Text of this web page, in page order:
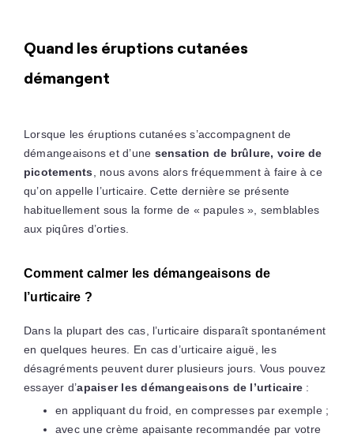
Quand les éruptions cutanées
démangent
Lorsque les éruptions cutanées s’accompagnent de
démangeaisons et d’une sensation de brûlure, voire de
picotements, nous avons alors fréquemment à faire à ce
qu’on appelle l’urticaire. Cette dernière se présente
habituellement sous la forme de « papules », semblables
aux piqûres d’orties.
Comment calmer les démangeaisons de
l’urticaire ?
Dans la plupart des cas, l’urticaire disparaît spontanément
en quelques heures. En cas d’urticaire aiguë, les
désagréments peuvent durer plusieurs jours. Vous pouvez
essayer d’apaiser les démangeaisons de l’urticaire :
en appliquant du froid, en compresses par exemple ;
avec une crème apaisante recommandée par votre